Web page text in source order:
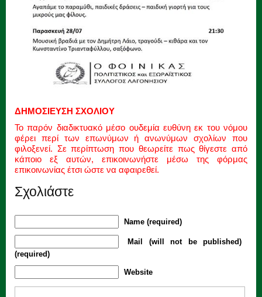
ΔΗΜΟΣΙΕΥΣΗ ΣΧΟΛΙΟΥ
Το παρόν διαδικτυακό μέσο ουδεμία ευθύνη εκ του νόμου
φέρει περί των επωνύμων ή ανωνύμων σχολίων που
φιλοξενεί. Σε περίπτωση που θεωρείτε πως θίγεστε από
κάποιο εξ αυτών, επικοινωνήστε μέσω της φόρμας
επικοινωνίας έτσι ώστε να αφαιρεθεί.
Σχολιάστε
Name (required)
Mail (will not be published)
(required)
Website